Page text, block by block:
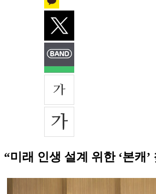
“미래 인생 설계 위한 ‘본캐’